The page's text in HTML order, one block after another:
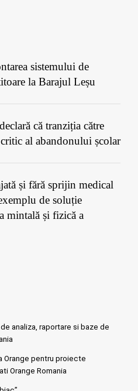
sistemului de
la Barajul Leșu
că tranziția către
al abandonului școlar
și fără sprijin medical
de soluție
mintală și fizică a
analiza, raportare si baze de
Orange pentru proiecte
Orange Romania